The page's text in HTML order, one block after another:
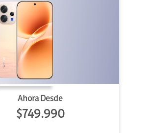
Ahora Desde
$749.990